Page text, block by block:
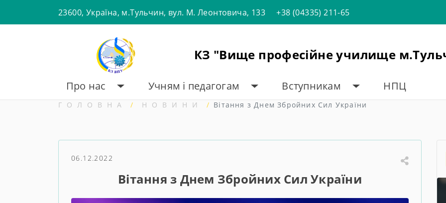
23600, Україна, м.Тульчин, вул. М. Леонтовича, 133 +38 (04335) 211-65
КЗ "Вище професійне училище
Про нас Учням і педагогам Вступникам НПЦ
ГОЛОВНА НОВИНИ Вітання з Днем Збройних Сил України
06.12.2022
Вітання з Днем Збройних Сил України